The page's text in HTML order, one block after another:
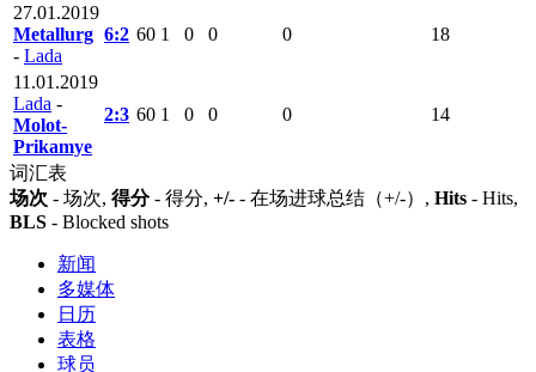
27.01.2019
Metallurg
- Lada
6:2 60 1 0 0 0 18
11.01.2019
Lada -
Molot-
Prikamye
2:3 60 1 0 0 0 14
词汇表
场次 - 场次, 得分- 得分, +/- - 在场进球总结（+/-）, Hits - Hits,
BLS - Blocked shots
新闻
多媒体
日历
表格
球员